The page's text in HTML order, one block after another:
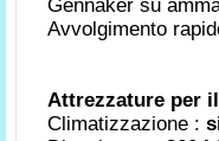
Gennaker su
Avvolgimento
Attrezzature per
Climatizzazione :